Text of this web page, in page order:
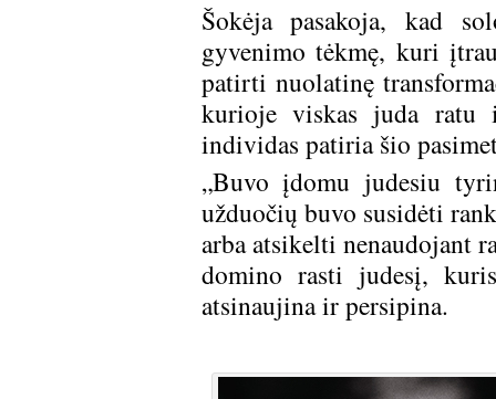
Šokėja pasakoja, kad
gyvenimo tėkmę, kuri
patirti nuolatinę
kurioje viskas juda ratu
individas patiria šio
„Buvo įdomu judesiu
užduočių buvo susidėti
arba atsikelti nenaudojant
domino rasti judesį,
atsinaujina ir